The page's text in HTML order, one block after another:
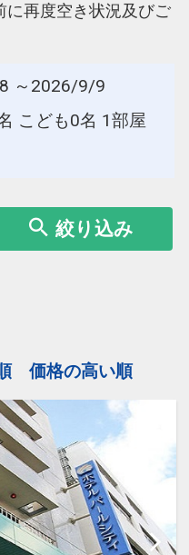
に再度空き状況及びご
～2026/9/9
こども0名 1部屋
絞り込み
価格の高い順